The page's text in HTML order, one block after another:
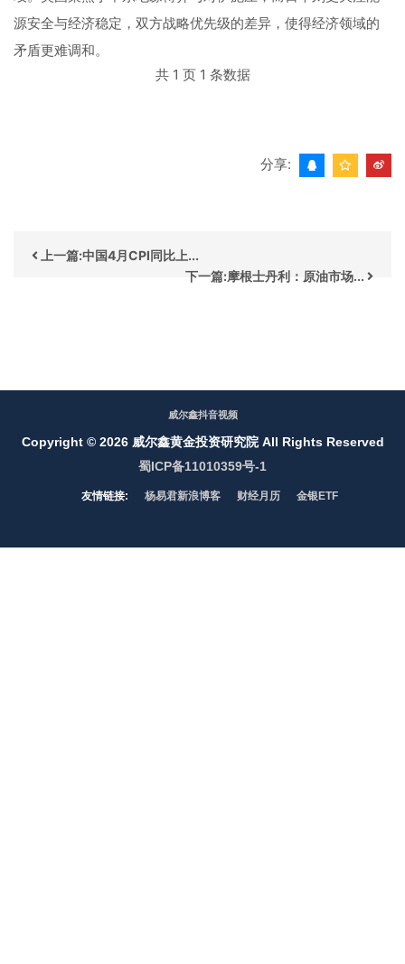
源安全与经济稳定，双方战略优先级的差异，使得经济领域的
矛盾更难调和。
共 1 页 1 条数据
分享:
上一篇:中国4月CPI同比上...
下一篇:摩根士丹利：原油市场...